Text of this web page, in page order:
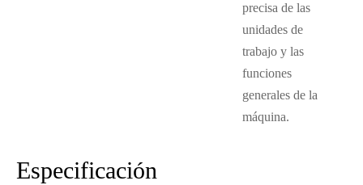
precisa de las
unidades de
trabajo y las
funciones
generales de la
máquina.
Especificación